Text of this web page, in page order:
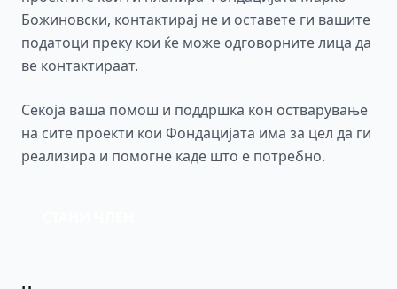
Божиновски, контактирај не и оставете ги вашите
податоци преку кои ќе може одговорните лица да
ве контактираат.
Секоја ваша помош и поддршка кон остварување
на сите проекти кои Фондацијата има за цел да ги
реализира и помогне каде што е потребно.